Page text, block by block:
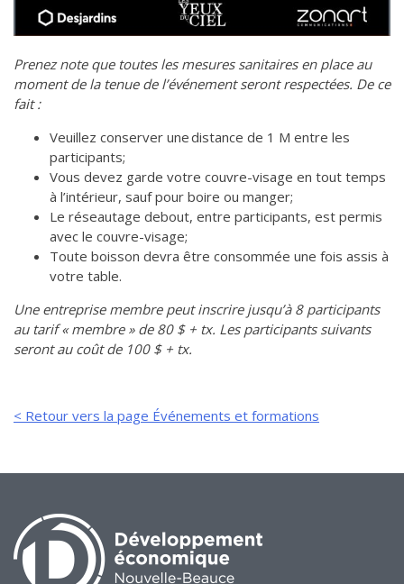
Prenez note que toutes les mesures sanitaires en place au
moment de la tenue de l’événement seront respectées. De ce
fait :
Veuillez conserver une distance de 1 M entre les
participants;
Vous devez garde votre couvre-visage en tout temps
à l’intérieur, sauf pour boire ou manger;
Le réseautage debout, entre participants, est permis
avec le couvre-visage;
Toute boisson devra être consommée une fois assis à
votre table.
Une entreprise membre peut inscrire jusqu’à 8 participants
au tarif « membre » de 80 $ + tx. Les participants suivants
seront au coût de 100 $ + tx.
< Retour vers la page Événements et formations